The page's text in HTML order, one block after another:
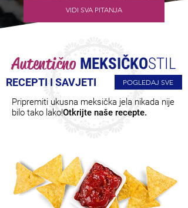
VIDI SVA PITANJA
Autentično MEKSIČKOSTIL
RECEPTI I SAVJETI POGLEDAJ SVE
Pripremiti ukusna meksička jela nikada nije
bilo tako lako!Otkrijte naše recepte.